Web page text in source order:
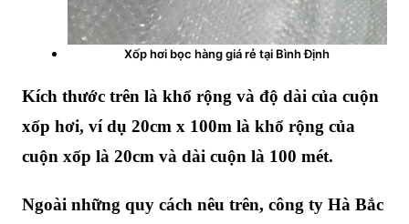
Xốp hơi bọc hàng giá rẻ tại Bình Định
Kích thước trên là khổ rộng và độ dài của cuộn
xốp hơi, ví dụ 20cm x 100m là khổ rộng của
cuộn xốp là 20cm và dài cuộn là 100 mét.
Ngoài những quy cách nêu trên, công ty Hà Bắc